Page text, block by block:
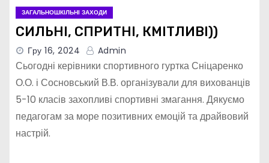
ЗАГАЛЬНОШКІЛЬНІ ЗАХОДИ
СИЛЬНІ, СПРИТНІ, КМІТЛИВІ))
Гру 16, 2024 Admin
Сьогодні керівники спортивного гуртка Сніцаренко
О.О. і Сосновський В.В. організували для вихованців
5-10 класів захопливі спортивні змагання. Дякуємо
педагогам за море позитивних емоцій та драйвовий
настрій.